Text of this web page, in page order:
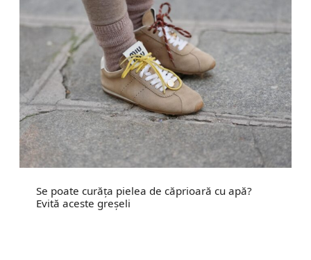
Se poate curăța pielea de căprioară cu apă?
Evită aceste greșeli